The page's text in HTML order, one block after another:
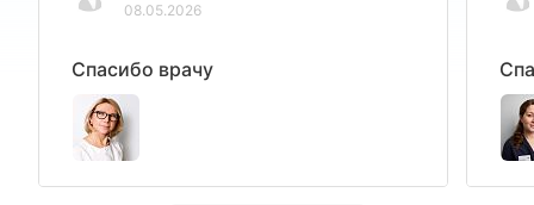
08.05.2026
Спасибо врачу